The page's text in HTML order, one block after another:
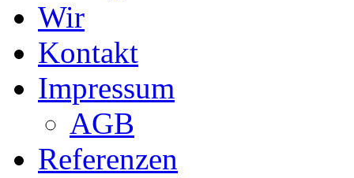
Wir
Kontakt
Impressum
AGB
Referenzen